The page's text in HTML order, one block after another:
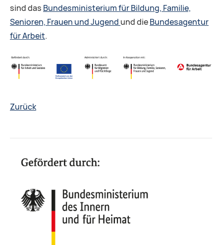
sind das Bundesministerium für Bildung, Familie,
Senioren, Frauen und Jugend und dieBundesagentur
für Arbeit.
Zurück